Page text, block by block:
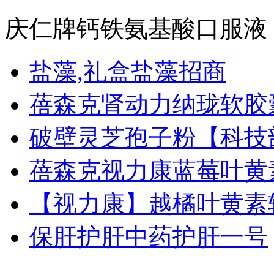
庆仁牌钙铁氨基酸口服
盐藻,礼盒盐藻招商
蓓森克肾动力纳珑软胶
破壁灵芝孢子粉【科
蓓森克视力康蓝莓叶
【视力康】越橘叶黄
保肝护肝中药护肝一号